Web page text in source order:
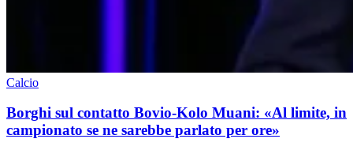
Calcio
Borghi sul contatto Bovio-Kolo Muani: «Al limite, in
campionato se ne sarebbe parlato per ore»